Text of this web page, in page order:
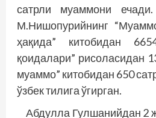
сатрли муаммони
М.Нишопурийнинг
ҳақида” китобидан
қоидалари” рисоласидан
муаммо” китобидан 650
ўзбек тилига ўгирган.
Абдулла Гулшанийдан 2